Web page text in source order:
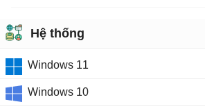
Hệ thống
Windows 11
Windows 10